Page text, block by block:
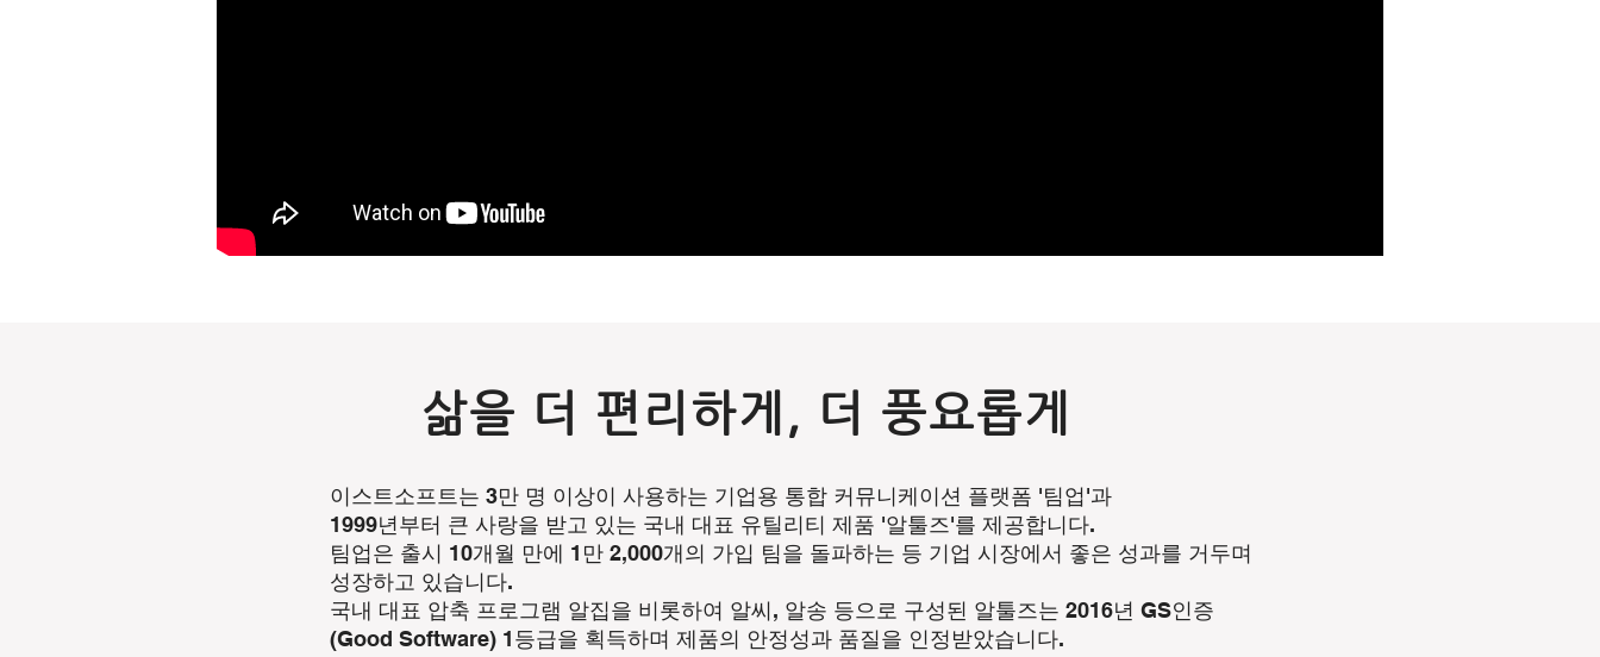
삶을 더 편리하게, 더 풍요롭게
이스트소프트는 3만 명 이상이 사용하는 기업용 통합 커뮤니케이션 플랫폼 '팀업'과
1999년부터 큰 사랑을 받고 있는 국내 대표 유틸리티 제품 '알툴즈'를 제공합니다.
팀업은 출시 10개월 만에 1만 2,000개의 가입 팀을 돌파하는 등 기업 시장에서 좋은 성과를 거두며
성장하고 있습니다.
국내 대표 압축 프로그램 알집을 비롯하여 알씨, 알송 등으로 구성된 알툴즈는 2016년 GS인증
(Good Software) 1등급을 획득하며 제품의 안정성과 품질을 인정받았습니다.